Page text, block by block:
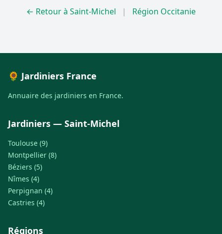
← Retour à Saint-Michel | Région Occitanie
🌻 Jardiniers France
Annuaire des jardiniers en France.
Jardiniers — Saint-Michel
Toulouse (9)
Montpellier (8)
Béziers (5)
Nîmes (4)
Perpignan (4)
Castries (4)
Régions